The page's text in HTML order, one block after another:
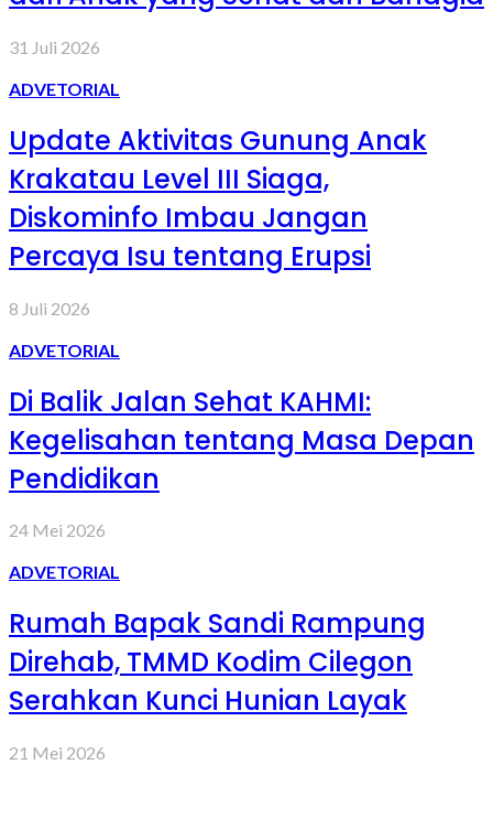
31 Juli 2026
ADVETORIAL
Update Aktivitas Gunung Anak
Krakatau Level III Siaga,
Diskominfo Imbau Jangan
Percaya Isu tentang Erupsi
8 Juli 2026
ADVETORIAL
Di Balik Jalan Sehat KAHMI:
Kegelisahan tentang Masa Depan
Pendidikan
24 Mei 2026
ADVETORIAL
Rumah Bapak Sandi Rampung
Direhab, TMMD Kodim Cilegon
Serahkan Kunci Hunian Layak
21 Mei 2026